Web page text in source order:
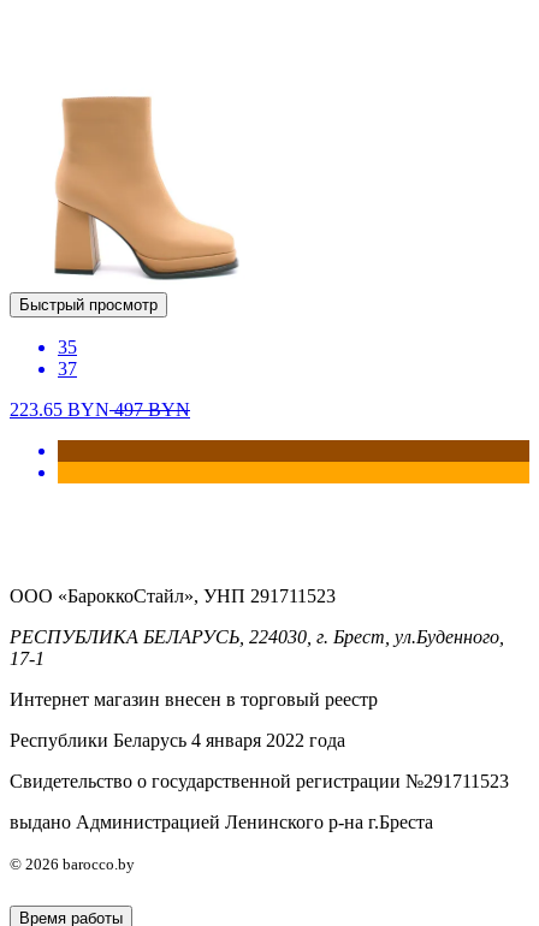
Быстрый просмотр
35
37
223.65 BYN497BYN
ООО «БароккоСтайл», УНП 291711523
РЕСПУБЛИКА БЕЛАРУСЬ, 224030, г. Брест, ул.Буденного,
17-1
Интернет магазин внесен в торговый реестр
Республики Беларусь 4 января 2022 года
Свидетельство о государственной регистрации №291711523
выдано Администрацией Ленинского р-на г.Бреста
© 2026 barocco.by
Время работы